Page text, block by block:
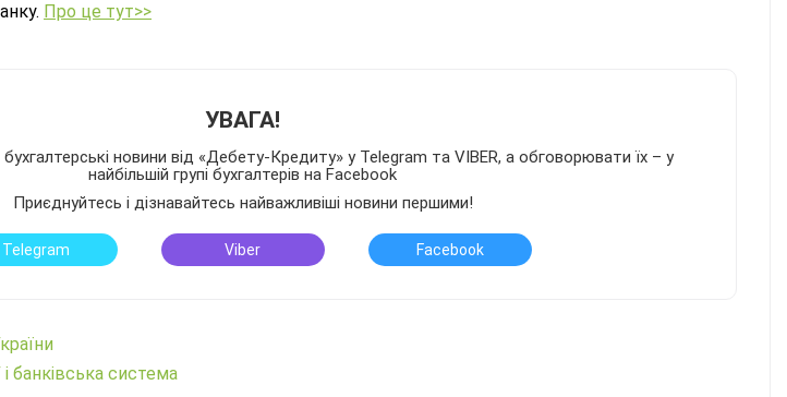
Про це тут>>
УВАГА!
новини від «Дебету-Кредиту» у Telegram та VIBER, а обговорювати їх – у
найбільшій групі бухгалтерів на Facebook
Приєднуйтесь і дізнавайтесь найважливіші новини першими!
Telegram Viber Facebook
банківська система